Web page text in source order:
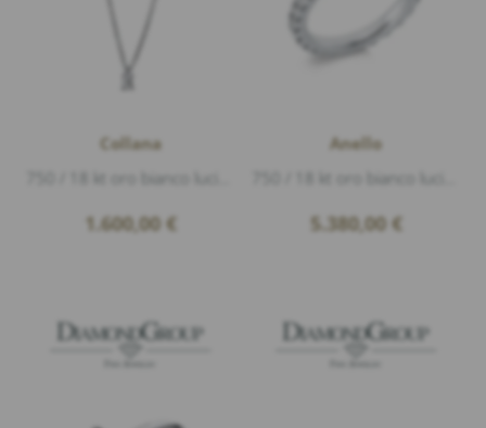
Collana
1.600,00 €
Anello
5.380,00 €